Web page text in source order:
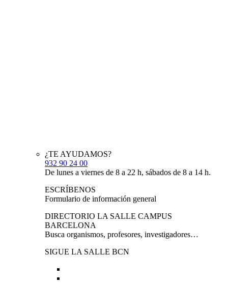
¿TE AYUDAMOS?
932 90 24 00
De lunes a viernes de 8 a 22 h, sábados de 8 a 14 h.
ESCRÍBENOS
Formulario de información general
DIRECTORIO LA SALLE CAMPUS
BARCELONA
Busca organismos, profesores, investigadores…
SIGUE LA SALLE BCN